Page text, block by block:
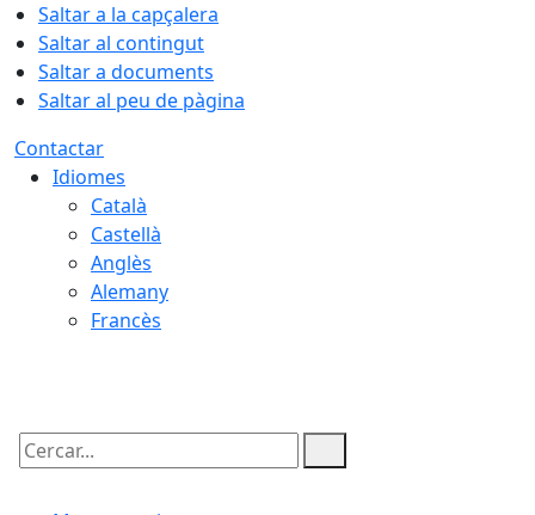
Saltar a la capçalera
Saltar al contingut
Saltar a documents
Saltar al peu de pàgina
Contactar
Idiomes
Català
Castellà
Anglès
Alemany
Francès
Cercar: